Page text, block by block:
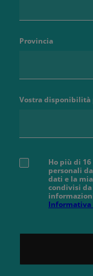
Provincia
Vostra disponibilità
Ho più di
personali
dati e la
condivisi da
Informativa